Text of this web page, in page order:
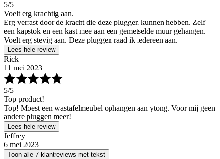
5/5
Voelt erg krachtig aan.
Erg verrast door de kracht die deze pluggen kunnen hebben. Zelf
een kapstok en een kast mee aan een gemetselde muur gehangen.
Voelt erg stevig aan. Deze pluggen raad ik iedereen aan.
Lees hele review
Rick
11 mei 2023
5/5
Top product!
Top! Moest een wastafelmeubel ophangen aan ytong. Voor mij geen
andere pluggen meer!
Lees hele review
Jeffrey
6 mei 2023
Toon alle 7 klantreviews met tekst